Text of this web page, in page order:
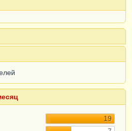
19